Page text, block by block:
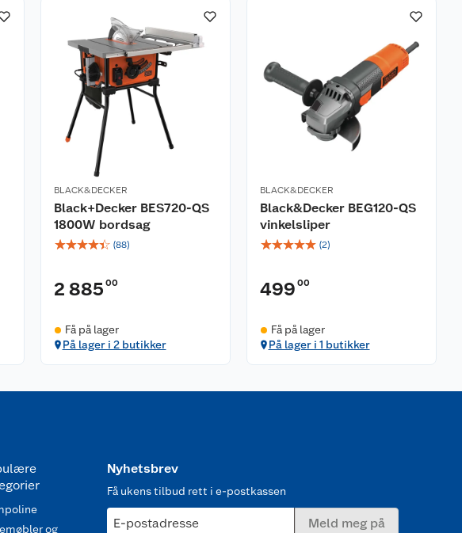
BLACK&DECKER
Black+Decker BES720-QS
1800W bordsag
☆☆☆☆☆ (88)
2 885 00
Få på lager
På lager i 2 butikker
BLACK&DECKER
Black&Decker BEG120-QS
vinkelsliper
☆☆☆☆☆ (2)
499 00
Få på lager
På lager i 1 butikker
og
Nyhetsbrev
Få ukens tilbud rett i e-postkassen
E-postadresse Meld meg på